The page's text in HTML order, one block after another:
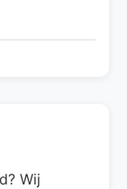
Wij